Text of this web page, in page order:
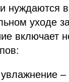
нуждаются в
уходе
включает
–